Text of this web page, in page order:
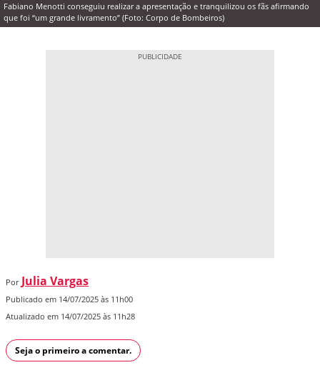
Fabiano Menotti conseguiu realizar a apresentação e tranquilizou os fãs afirmando
que foi “um grande livramento” (Foto: Corpo de Bombeiros)
Por Julia Vargas
Publicado em 14/07/2025 às 11h00
Atualizado em 14/07/2025 às 11h28
Seja o primeiro a comentar.